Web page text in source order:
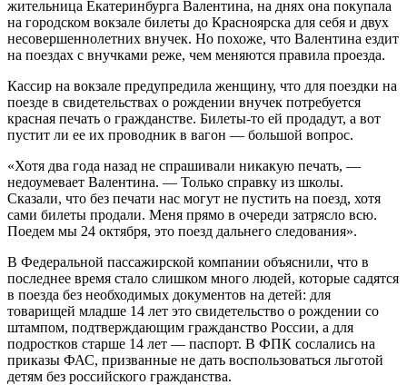
жительница Екатеринбурга Валентина, на днях она покупала
на городском вокзале билеты до Красноярска для себя и двух
несовершеннолетних внучек. Но похоже, что Валентина ездит
на поездах с внучками реже, чем меняются правила проезда.
Кассир на вокзале предупредила женщину, что для поездки на
поезде в свидетельствах о рождении внучек потребуется
красная печать о гражданстве. Билеты-то ей продадут, а вот
пустит ли ее их проводник в вагон — большой вопрос.
«Хотя два года назад не спрашивали никакую печать, —
недоумевает Валентина. — Только справку из школы.
Сказали, что без печати нас могут не пустить на поезд, хотя
сами билеты продали. Меня прямо в очереди затрясло всю.
Поедем мы 24 октября, это поезд дальнего следования».
В Федеральной пассажирской компании объяснили, что в
последнее время стало слишком много людей, которые садятся
в поезда без необходимых документов на детей: для
товарищей младше 14 лет это свидетельство о рождении со
штампом, подтверждающим гражданство России, а для
подростков старше 14 лет — паспорт. В ФПК сослались на
приказы ФАС, призванные не дать воспользоваться льготой
детям без российского гражданства.